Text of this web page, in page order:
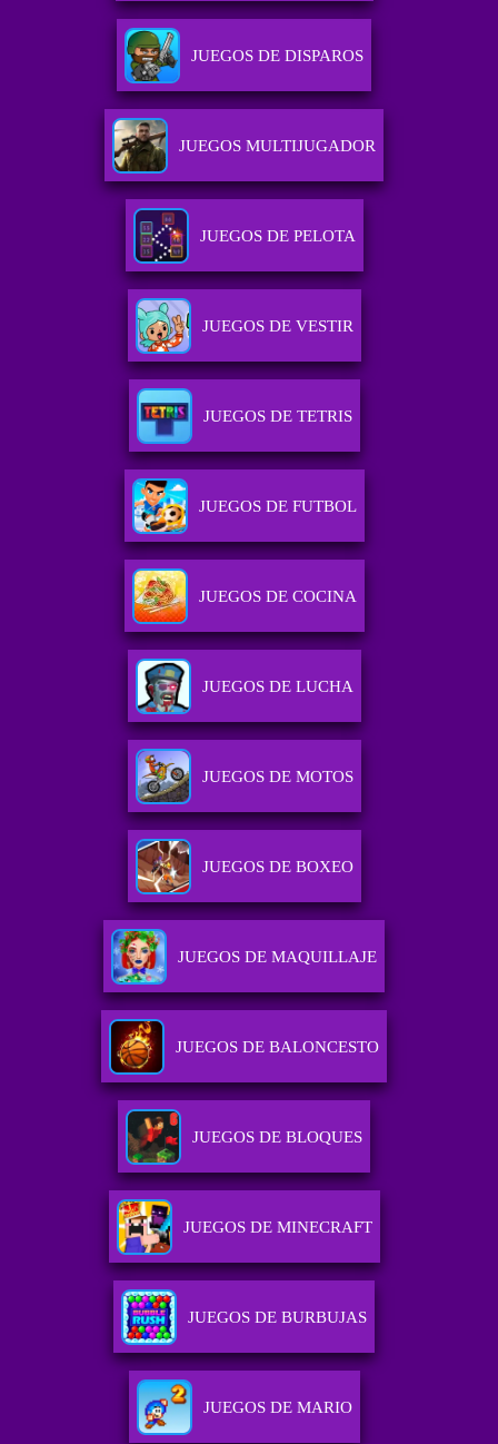
JUEGOS DE DISPAROS
JUEGOS MULTIJUGADOR
JUEGOS DE PELOTA
JUEGOS DE VESTIR
JUEGOS DE TETRIS
JUEGOS DE FUTBOL
JUEGOS DE COCINA
JUEGOS DE LUCHA
JUEGOS DE MOTOS
JUEGOS DE BOXEO
JUEGOS DE MAQUILLAJE
JUEGOS DE BALONCESTO
JUEGOS DE BLOQUES
JUEGOS DE MINECRAFT
JUEGOS DE BURBUJAS
JUEGOS DE MARIO